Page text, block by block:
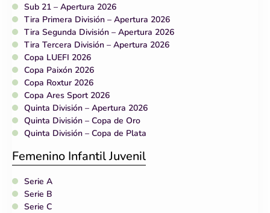
Sub 21 – Apertura 2026
Tira Primera División – Apertura 2026
Tira Segunda División – Apertura 2026
Tira Tercera División – Apertura 2026
Copa LUEFI 2026
Copa Paixón 2026
Copa Roxtur 2026
Copa Ares Sport 2026
Quinta División – Apertura 2026
Quinta División – Copa de Oro
Quinta División – Copa de Plata
Femenino Infantil Juvenil
Serie A
Serie B
Serie C